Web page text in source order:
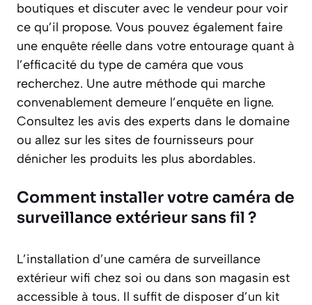
boutiques et discuter avec le vendeur pour voir
ce qu’il propose. Vous pouvez également faire
une enquête réelle dans votre entourage quant à
l’efficacité du type de caméra que vous
recherchez. Une autre méthode qui marche
convenablement demeure l’enquête en ligne.
Consultez les avis des experts dans le domaine
ou allez sur les sites de fournisseurs pour
dénicher les produits les plus abordables.
Comment installer votre caméra de
surveillance extérieur sans fil ?
L’installation d’une caméra de surveillance
extérieur wifi chez soi ou dans son magasin est
accessible à tous. Il suffit de disposer d’un kit